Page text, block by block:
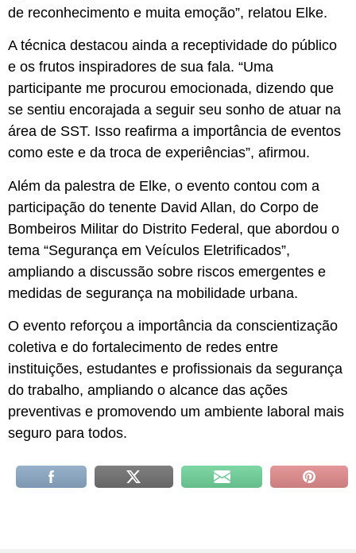
de reconhecimento e muita emoção”, relatou Elke.
A técnica destacou ainda a receptividade do público
e os frutos inspiradores de sua fala. “Uma
participante me procurou emocionada, dizendo que
se sentiu encorajada a seguir seu sonho de atuar na
área de SST. Isso reafirma a importância de eventos
como este e da troca de experiências”, afirmou.
Além da palestra de Elke, o evento contou com a
participação do tenente David Allan, do Corpo de
Bombeiros Militar do Distrito Federal, que abordou o
tema “Segurança em Veículos Eletrificados”,
ampliando a discussão sobre riscos emergentes e
medidas de segurança na mobilidade urbana.
O evento reforçou a importância da conscientização
coletiva e do fortalecimento de redes entre
instituições, estudantes e profissionais da segurança
do trabalho, ampliando o alcance das ações
preventivas e promovendo um ambiente laboral mais
seguro para todos.